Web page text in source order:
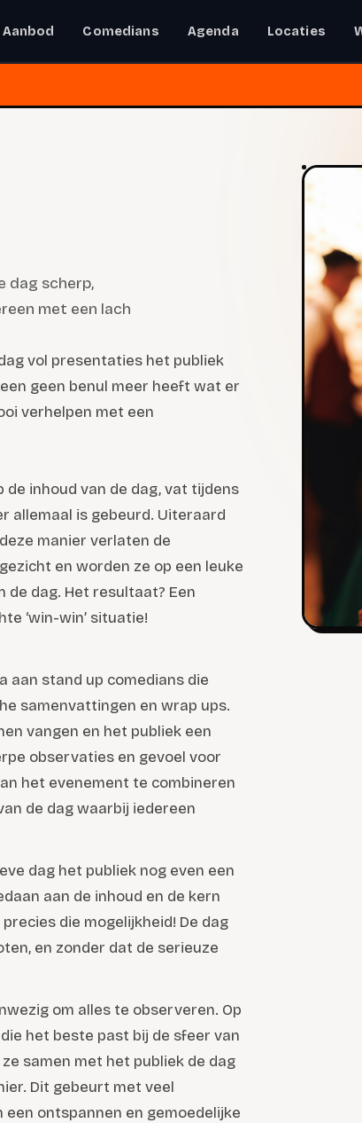
Aanbod Comedians Agenda Locaties
dag scherp,
met een lach
vol presentaties het publiek
geen benul meer heeft wat er
verhelpen met een
de inhoud van de dag, vat tijdens
allemaal is gebeurd. Uiteraard
manier verlaten de
en worden ze op een leuke
dag. Het resultaat? Een
‘win-win’ situatie!
aan stand up comedians die
samenvattingen en wrap ups.
vangen en het publiek een
observaties en gevoel voor
het evenement te combineren
de dag waarbij iedereen
dag het publiek nog even een
aan de inhoud en de kern
die mogelijkheid! De dag
en zonder dat de serieuze
om alles te observeren. Op
het beste past bij de sfeer van
samen met het publiek de dag
Dit gebeurt met veel
ontspannen en gemoedelijke